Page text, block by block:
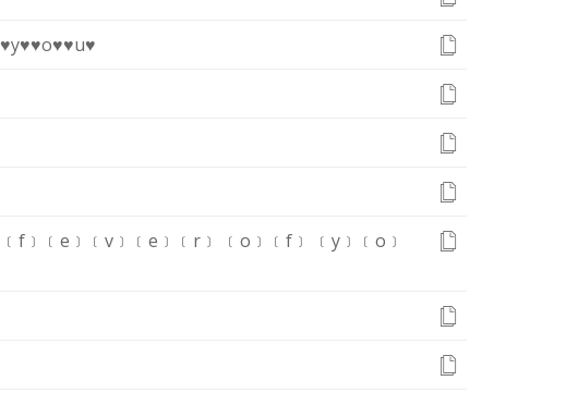
♥y♥♥o♥♥u♥
﹝f﹞ ﹝e﹞ ﹝v﹞ ﹝e﹞ ﹝r﹞ ﹝o﹞ ﹝f﹞ ﹝y﹞ ﹝o﹞